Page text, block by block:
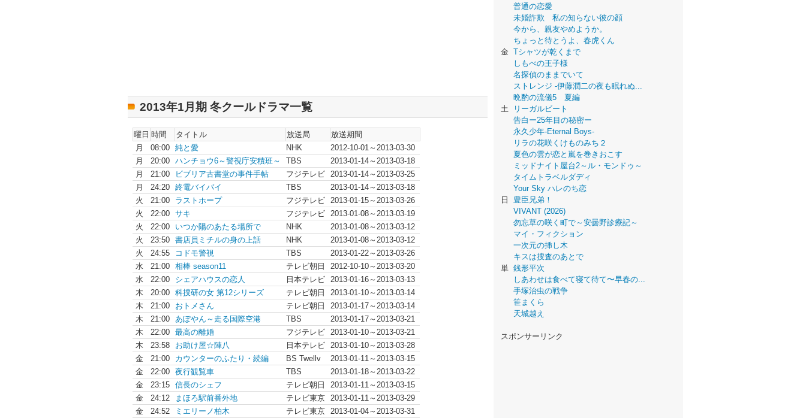
2013年1月期 冬クールドラマ一覧
曜日 時間 タイトル 放送局
放送期間
月
08:00 純と愛 NHK
2012-10-01～2013-03-30
月
20:00 ハンチョウ6～警視庁安積班～ TBS
2013-01-14～2013-03-18
月
21:00 ビブリア古書堂の事件手帖 フジテレビ 2013-01-14～2013-03-25
月
24:20 終電バイバイ TBS
2013-01-14～2013-03-18
火
21:00 ラストホープ フジテレビ 2013-01-15～2013-03-26
火
22:00 サキ フジテレビ 2013-01-08～2013-03-19
火
22:00 いつか陽のあたる場所で NHK
2013-01-08～2013-03-12
火
23:50 書店員ミチルの身の上話 NHK
2013-01-08～2013-03-12
火
24:55 コドモ警視 TBS
2013-01-22～2013-03-26
水
21:00 相棒 season11 テレビ朝日
2012-10-10～2013-03-20
水
22:00 シェアハウスの恋人 日本テレビ 2013-01-16～2013-03-13
木
20:00 科捜研の女 第12シリーズ テレビ朝日
2013-01-10～2013-03-14
木
21:00 おトメさん テレビ朝日
2013-01-17～2013-03-14
木
21:00 あぽやん～走る国際空港 TBS
2013-01-17～2013-03-21
木
22:00 最高の離婚 フジテレビ 2013-01-10～2013-03-21
木
23:58 お助け屋☆陣八 日本テレビ 2013-01-10～2013-03-28
金
21:00 カウンターのふたり・続編 BS Twellv
2013-01-11～2013-03-15
金
22:00 夜行観覧車 TBS
2013-01-18～2013-03-22
金
23:15 信長のシェフ テレビ朝日
2013-01-11～2013-03-15
金
24:12 まほろ駅前番外地 テレビ東京 2013-01-11～2013-03-29
金
24:52 ミエリーノ柏木 テレビ東京 2013-01-04～2013-03-31
普通の恋愛
未婚詐欺 私の知らない彼の顔
今から、親友やめようか。
ちょっと待とうよ、春虎くん
金 Tシャツが乾くまで
しもべの王子様
名探偵のままでいて
ストレンジ -伊藤潤二の夜も眠れぬ...
晩酌の流儀5 夏編
土
リーガルビート
告白ー25年目の秘密ー
永久少年-Eternal Boys-
リラの花咲くけものみち２
夏色の雲が恋と嵐を巻きおこす
ミッドナイト屋台2～ル・モンドゥ～
タイムトラベルダディ
Your Sky ハレのち恋
日
豊臣兄弟！
VIVANT (2026)
勿忘草の咲く町で～安曇野診療記～
マイ・フィクション
一次元の挿し木
キスは捜査のあとで
単 銭形平次
しあわせは食べて寝て待て〜早春の...
手塚治虫の戦争
笹まくら
天城越え
スポンサーリンク